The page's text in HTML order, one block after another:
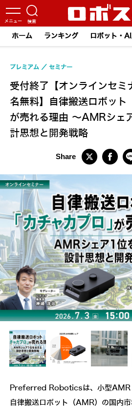
ホーム ランキング ロボット・
受付終了【オンラインセ
名無料】自律搬送ロボット
が売れる理由 ～AMRシェ
計思想と開発戦略
プレミアム セミナー
Preferred Roboticsは、小型AMR
自律搬送ロボット（AMR）の国内市